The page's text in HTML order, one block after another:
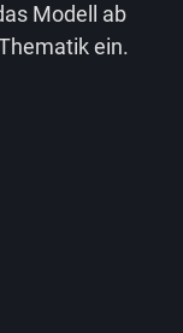
Modell ab
ein.